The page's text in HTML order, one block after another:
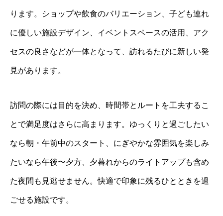
ります。ショップや飲食のバリエーション、子ども連れ
に優しい施設デザイン、イベントスペースの活用、アク
セスの良さなどが一体となって、訪れるたびに新しい発
見があります。
訪問の際には目的を決め、時間帯とルートを工夫するこ
とで満足度はさらに高まります。ゆっくりと過ごしたい
なら朝・午前中のスタート、にぎやかな雰囲気を楽しみ
たいなら午後〜夕方、夕暮れからのライトアップも含め
た夜間も見逃せません。快適で印象に残るひとときを過
ごせる施設です。